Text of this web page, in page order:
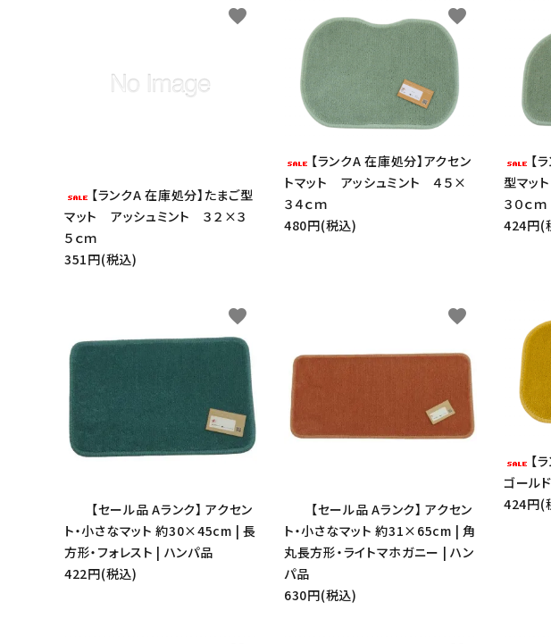
【ランクA 在庫処分】たまご型
マット アッシュミント ３２×３
５ｃｍ
351円(税込)
favorite
【ランクA 在庫処分】アクセン
トマット アッシュミント ４５×
３４ｃｍ
480円(税込)
favorite
【
型マッ
３０ｃｍ
424円(
【セール品 Aランク】 アクセン
ト・小さなマット 約30×45cm | 長
方形・フォレスト | ハンパ品
422円(税込)
favorite
【セール品 Aランク】 アクセン
ト・小さなマット 約31×65cm | 角
丸長方形・ライトマホガニー | ハン
パ品
630円(税込)
favorite
【
ゴール
424円(
キーワード